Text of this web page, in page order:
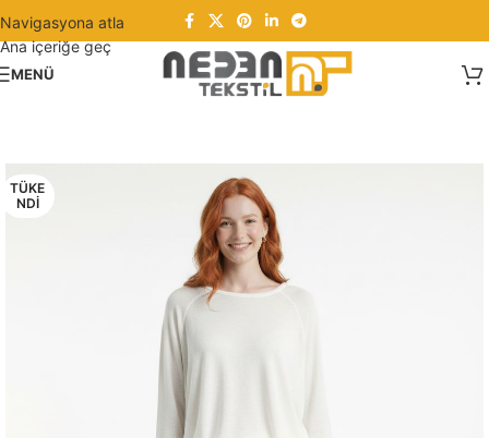
Navigasyona atla
Ana içeriğe geç
MENÜ
TÜKE
NDI